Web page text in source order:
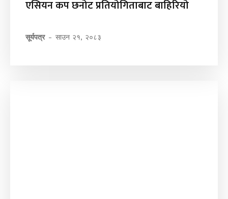
एसियन कप छनोट प्रतियोगिताबाट बाहिरियो
सूर्यपत्र - साउन २१, २०८३